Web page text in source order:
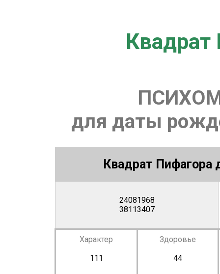
Квадрат
для даты
Квадрат Пифагора
24081968
38113407
Характер
111
Здоровье
44